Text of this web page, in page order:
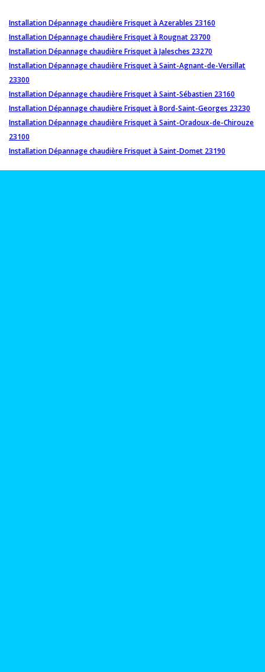
Installation Dépannage chaudière Frisquet à Azerables 23160
Installation Dépannage chaudière Frisquet à Rougnat 23700
Installation Dépannage chaudière Frisquet à Jalesches 23270
Installation Dépannage chaudière Frisquet à Saint-Agnant-de-Versillat
23300
Installation Dépannage chaudière Frisquet à Saint-Sébastien 23160
Installation Dépannage chaudière Frisquet à Bord-Saint-Georges 23230
Installation Dépannage chaudière Frisquet à Saint-Oradoux-de-Chirouze
23100
Installation Dépannage chaudière Frisquet à Saint-Domet 23190